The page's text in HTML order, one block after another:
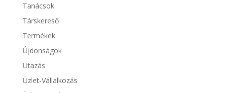
Tanácsok
Társkereső
Termékek
Újdonságok
Utazás
Üzlet-Vállalkozás